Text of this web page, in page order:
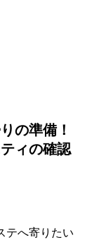
の準備！
ィの確認
テへ寄りたい